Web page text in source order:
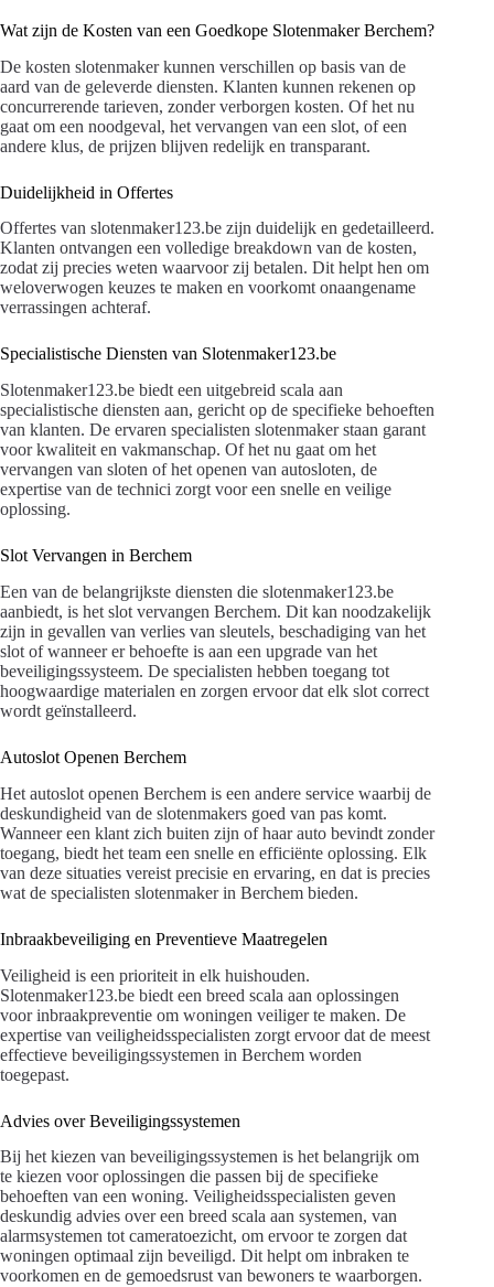
Wat zijn de Kosten van een Goedkope Slotenmaker Berchem?
De kosten slotenmaker kunnen verschillen op basis van de
aard van de geleverde diensten. Klanten kunnen rekenen op
concurrerende tarieven, zonder verborgen kosten. Of het nu
gaat om een noodgeval, het vervangen van een slot, of een
andere klus, de prijzen blijven redelijk en transparant.
Duidelijkheid in Offertes
Offertes van slotenmaker123.be zijn duidelijk en gedetailleerd.
Klanten ontvangen een volledige breakdown van de kosten,
zodat zij precies weten waarvoor zij betalen. Dit helpt hen om
weloverwogen keuzes te maken en voorkomt onaangename
verrassingen achteraf.
Specialistische Diensten van Slotenmaker123.be
Slotenmaker123.be biedt een uitgebreid scala aan
specialistische diensten aan, gericht op de specifieke behoeften
van klanten. De ervaren specialisten slotenmaker staan garant
voor kwaliteit en vakmanschap. Of het nu gaat om het
vervangen van sloten of het openen van autosloten, de
expertise van de technici zorgt voor een snelle en veilige
oplossing.
Slot Vervangen in Berchem
Een van de belangrijkste diensten die slotenmaker123.be
aanbiedt, is het slot vervangen Berchem. Dit kan noodzakelijk
zijn in gevallen van verlies van sleutels, beschadiging van het
slot of wanneer er behoefte is aan een upgrade van het
beveiligingssysteem. De specialisten hebben toegang tot
hoogwaardige materialen en zorgen ervoor dat elk slot correct
wordt geïnstalleerd.
Autoslot Openen Berchem
Het autoslot openen Berchem is een andere service waarbij de
deskundigheid van de slotenmakers goed van pas komt.
Wanneer een klant zich buiten zijn of haar auto bevindt zonder
toegang, biedt het team een snelle en efficiënte oplossing. Elk
van deze situaties vereist precisie en ervaring, en dat is precies
wat de specialisten slotenmaker in Berchem bieden.
Inbraakbeveiliging en Preventieve Maatregelen
Veiligheid is een prioriteit in elk huishouden.
Slotenmaker123.be biedt een breed scala aan oplossingen
voor inbraakpreventie om woningen veiliger te maken. De
expertise van veiligheidsspecialisten zorgt ervoor dat de meest
effectieve beveiligingssystemen in Berchem worden
toegepast.
Advies over Beveiligingssystemen
Bij het kiezen van beveiligingssystemen is het belangrijk om
te kiezen voor oplossingen die passen bij de specifieke
behoeften van een woning. Veiligheidsspecialisten geven
deskundig advies over een breed scala aan systemen, van
alarmsystemen tot cameratoezicht, om ervoor te zorgen dat
woningen optimaal zijn beveiligd. Dit helpt om inbraken te
voorkomen en de gemoedsrust van bewoners te waarborgen.